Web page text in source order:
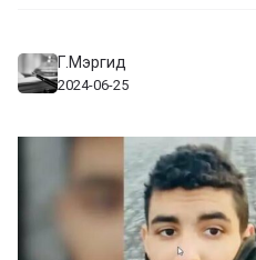
Г.Мэргид
2024-06-25